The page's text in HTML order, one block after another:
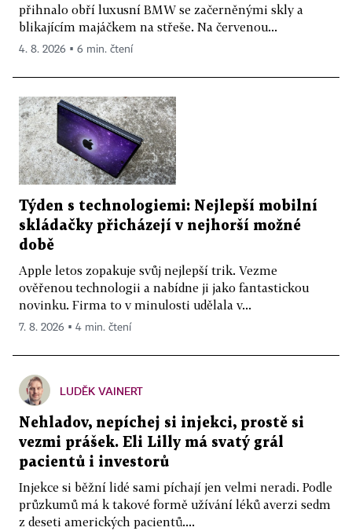
přihnalo obří luxusní BMW se začerněnými skly a
blikajícím majáčkem na střeše. Na červenou...
4. 8. 2026 ▪ 6 min. čtení
Týden s technologiemi: Nejlepší mobilní
skládačky přicházejí v nejhorší možné
době
Apple letos zopakuje svůj nejlepší trik. Vezme
ověřenou technologii a nabídne ji jako fantastickou
novinku. Firma to v minulosti udělala v...
7. 8. 2026 ▪ 4 min. čtení
LUDĚK VAINERT
Nehladov, nepíchej si injekci, prostě si
vezmi prášek. Eli Lilly má svatý grál
pacientů i investorů
Injekce si běžní lidé sami píchají jen velmi neradi. Podle
průzkumů má k takové formě užívání léků averzi sedm
z deseti amerických pacientů....